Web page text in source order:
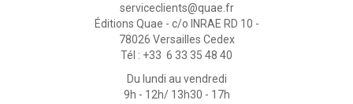
serviceclients@quae.fr
Éditions Quae - c/o INRAE RD 10 -
78026 Versailles Cedex
Tél : +33 6 33 35 48 40
Du lundi au vendredi
9h - 12h/ 13h30 - 17h